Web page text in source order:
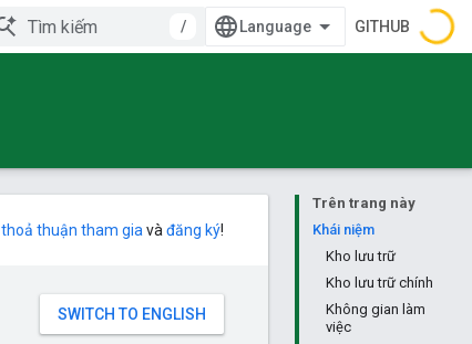
/ GITHUB
Trên trang này
Khái niệm
Kho lưu trữ
Kho lưu trữ chính
Không gian làm
việc
thoả thuận tham gia và đăng ký!